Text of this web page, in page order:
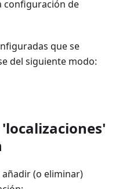
configuración de
que se
del siguiente modo:
(o eliminar)